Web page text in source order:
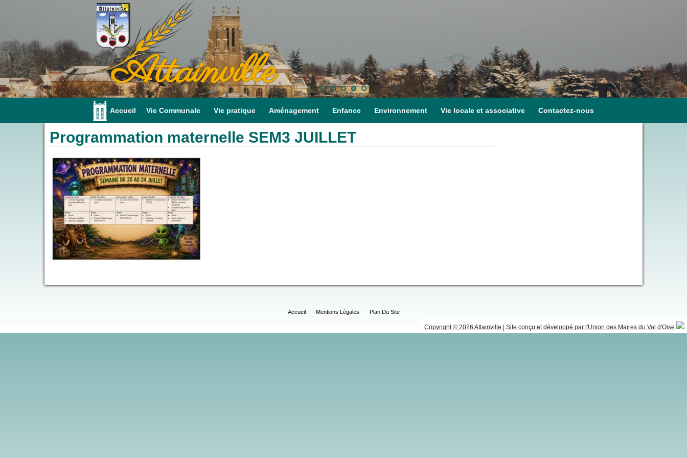
Attainville
Accueil Vie Communale Vie pratique Aménagement Enfance Environnement Vie locale et associative Contactez-nous
Programmation maternelle SEM3 JUILLET
Accueil Mentions Légales Plan Du Site
Copyright © 2026 Attainville Site conçu et développé par l'Union des Maires du Val d'Oise